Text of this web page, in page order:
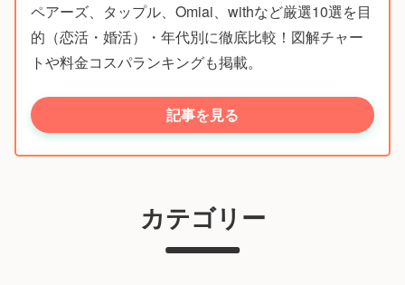
ペアーズ、タップル、Omiai、withなど厳選10選を目
的（恋活・婚活）・年代別に徹底比較！図解チャー
トや料金コスパランキングも掲載。
記事を見る
カテゴリー